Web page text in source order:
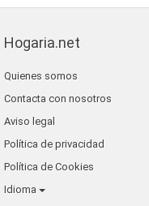
Hogaria.net
Quienes somos
Contacta con nosotros
Aviso legal
Política de privacidad
Política de Cookies
Idioma